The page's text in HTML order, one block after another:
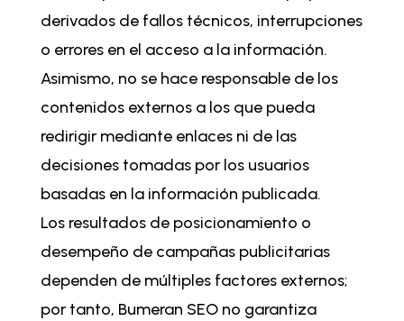
derivados de fallos técnicos, interrupciones
o errores en el acceso a la información.
Asimismo, no se hace responsable de los
contenidos externos a los que pueda
redirigir mediante enlaces ni de las
decisiones tomadas por los usuarios
basadas en la información publicada.
Los resultados de posicionamiento o
desempeño de campañas publicitarias
dependen de múltiples factores externos;
por tanto, Bumeran SEO no garantiza